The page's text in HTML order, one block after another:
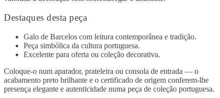
Destaques desta peça
Galo de Barcelos com leitura contemporânea e tradição.
Peça simbólica da cultura portuguesa.
Excelente para oferta ou coleção decorativa.
Coloque-o num aparador, prateleira ou consola de entrada — o
acabamento preto brilhante e o certificado de origem conferem-lhe
presença elegante e autenticidade numa peça de coleção portuguesa.